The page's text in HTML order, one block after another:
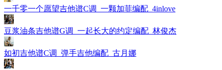
一千零一个愿望吉他谱C调_一颗加菲编配_4inlove
豆浆油条吉他谱G调_一起长大的约定编配_林俊杰
如初吉他谱C调_弹手吉他编配_古月娜